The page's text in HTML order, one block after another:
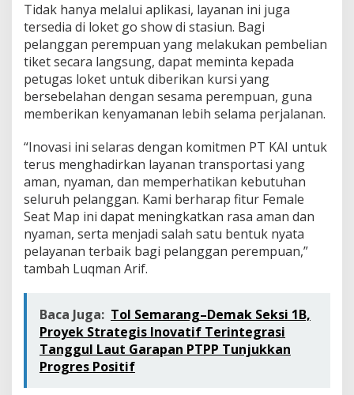
Tidak hanya melalui aplikasi, layanan ini juga
tersedia di loket go show di stasiun. Bagi
pelanggan perempuan yang melakukan pembelian
tiket secara langsung, dapat meminta kepada
petugas loket untuk diberikan kursi yang
bersebelahan dengan sesama perempuan, guna
memberikan kenyamanan lebih selama perjalanan.
“Inovasi ini selaras dengan komitmen PT KAI untuk
terus menghadirkan layanan transportasi yang
aman, nyaman, dan memperhatikan kebutuhan
seluruh pelanggan. Kami berharap fitur Female
Seat Map ini dapat meningkatkan rasa aman dan
nyaman, serta menjadi salah satu bentuk nyata
pelayanan terbaik bagi pelanggan perempuan,”
tambah Luqman Arif.
Baca Juga: Tol Semarang–Demak Seksi 1B,
Proyek Strategis Inovatif Terintegrasi
Tanggul Laut Garapan PTPP Tunjukkan
Progres Positif